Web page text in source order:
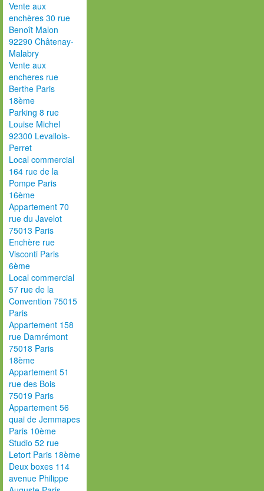
Vente aux
enchères 30 rue
Benoît Malon
92290 Châtenay-
Malabry
Vente aux
encheres rue
Berthe Paris
18ème
Parking 8 rue
Louise Michel
92300 Levallois-
Perret
Local commercial
164 rue de la
Pompe Paris
16ème
Appartement 70
rue du Javelot
75013 Paris
Enchère rue
Visconti Paris
6ème
Local commercial
57 rue de la
Convention 75015
Paris
Appartement 158
rue Damrémont
75018 Paris
18ème
Appartement 51
rue des Bois
75019 Paris
Appartement 56
quai de Jemmapes
Paris 10ème
Studio 52 rue
Letort Paris 18ème
Deux boxes 114
avenue Philippe